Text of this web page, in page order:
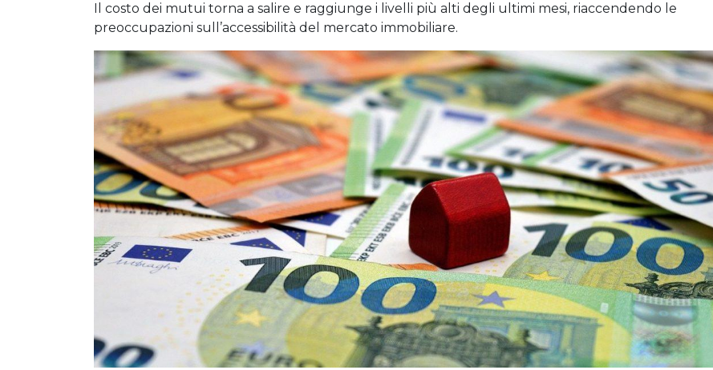
Il costo dei mutui torna a salire e raggiunge i livelli più alti degli ultimi mesi, riaccendendo le
preoccupazioni sull’accessibilità del mercato immobiliare.